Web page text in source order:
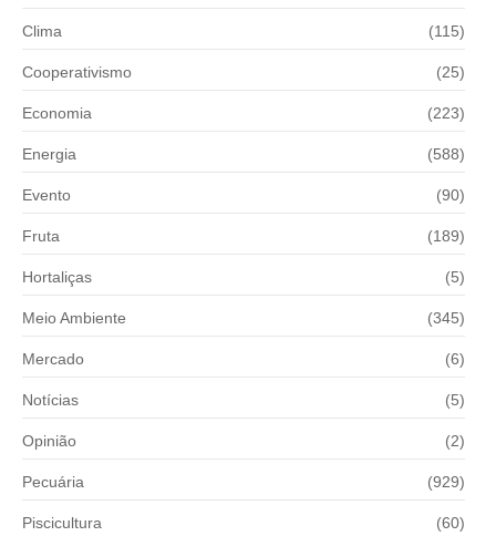
Clima (115)
Cooperativismo (25)
Economia (223)
Energia (588)
Evento (90)
Fruta (189)
Hortaliças (5)
Meio Ambiente (345)
Mercado (6)
Notícias (5)
Opinião (2)
Pecuária (929)
Piscicultura (60)